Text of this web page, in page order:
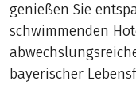
genießen Sie
schwimmenden
bayerischer